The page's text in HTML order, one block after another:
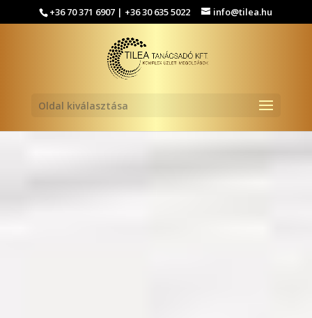
+36 70 371 6907 | +36 30 635 5022 info@tilea.hu
Oldal kiválasztása